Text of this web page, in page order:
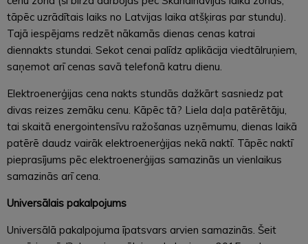
tāpēc uzrādītais laiks no Latvijas laika atšķiras par stundu).
Tajā iespējams redzēt nākamās dienas cenas katrai
diennakts stundai. Sekot cenai palīdz aplikācija viedtālruņiem,
saņemot arī cenas savā telefonā katru dienu.
Elektroenerģijas cena nakts stundās dažkārt sasniedz pat
divas reizes zemāku cenu. Kāpēc tā? Liela daļa patērētāju,
tai skaitā energointensīvu ražošanas uzņēmumu, dienas laikā
patērē daudz vairāk elektroenerģijas nekā naktī. Tāpēc naktī
pieprasījums pēc elektroenerģijas samazinās un vienlaikus
samazinās arī cena.
Universālais pakalpojums
Universālā pakalpojuma īpatsvars arvien samazinās. Šeit